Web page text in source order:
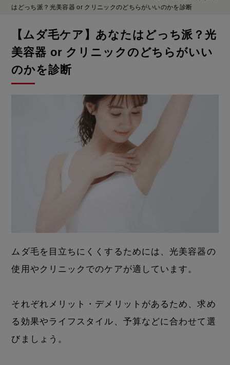
はどっち派？光美容器 or クリニックのどちらがいいのかを診断
【ムダ毛ケア】あなたはどっち派？光
美容器 or クリニックのどちらがいい
のかを診断
ムダ毛を目立ちにくくするためには、光美容器の
使用やクリニックでのケアが適しています。
それぞれメリット・デメリットがあるため、求め
る効果やライフスタイル、予算などに合わせて選
びましょう。